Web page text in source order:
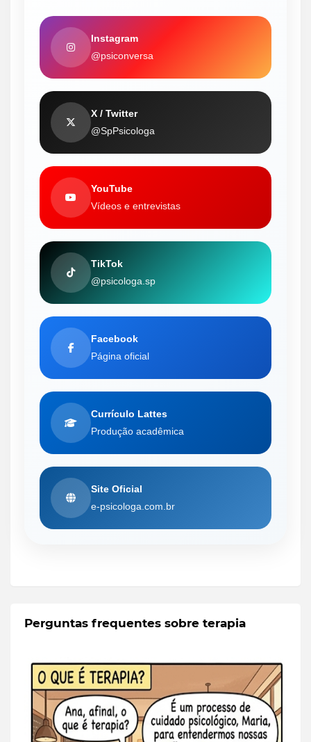
Instagram
@psiconversa
X / Twitter
@SpPsicologa
YouTube
Vídeos e entrevistas
TikTok
@psicologa.sp
Facebook
Página oficial
Currículo Lattes
Produção acadêmica
Site Oficial
e-psicologa.com.br
Perguntas frequentes sobre terapia